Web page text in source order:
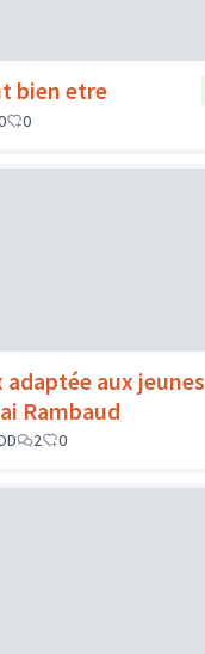
bien etre
0
adaptée aux jeunes
Rambaud
2 0